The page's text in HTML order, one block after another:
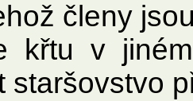
členy
křtu v
staršovstvo